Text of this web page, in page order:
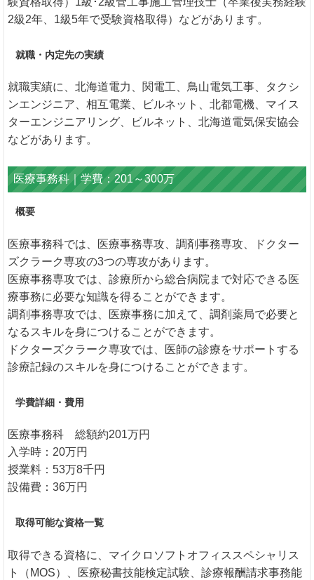
2級2年、1級5年で受験資格取得）などがあります。
就職・内定先の実績
就職実績に、北海道電力、関電工、鳥山電気工事、タクシ
ンエンジニア、相互電業、ビルネット、北都電機、マイス
ターエンジニアリング、ビルネット、北海道電気保安協会
などがあります。
医療事務科｜学費：201～300万
概要
医療事務科では、医療事務専攻、調剤事務専攻、ドクター
ズクラーク専攻の3つの専攻があります。
医療事務専攻では、診療所から総合病院まで対応できる医
療事務に必要な知識を得ることができます。
調剤事務専攻では、医療事務に加えて、調剤薬局で必要と
なるスキルを身につけることができます。
ドクターズクラーク専攻では、医師の診療をサポートする
診療記録のスキルを身につけることができます。
学費詳細・費用
医療事務科 総額約201万円
入学時：20万円
授業料：53万8千円
設備費：36万円
取得可能な資格一覧
取得できる資格に、マイクロソフトオフィススペシャリス
ト（MOS）、医療秘書技能検定試験、診療報酬請求事務能